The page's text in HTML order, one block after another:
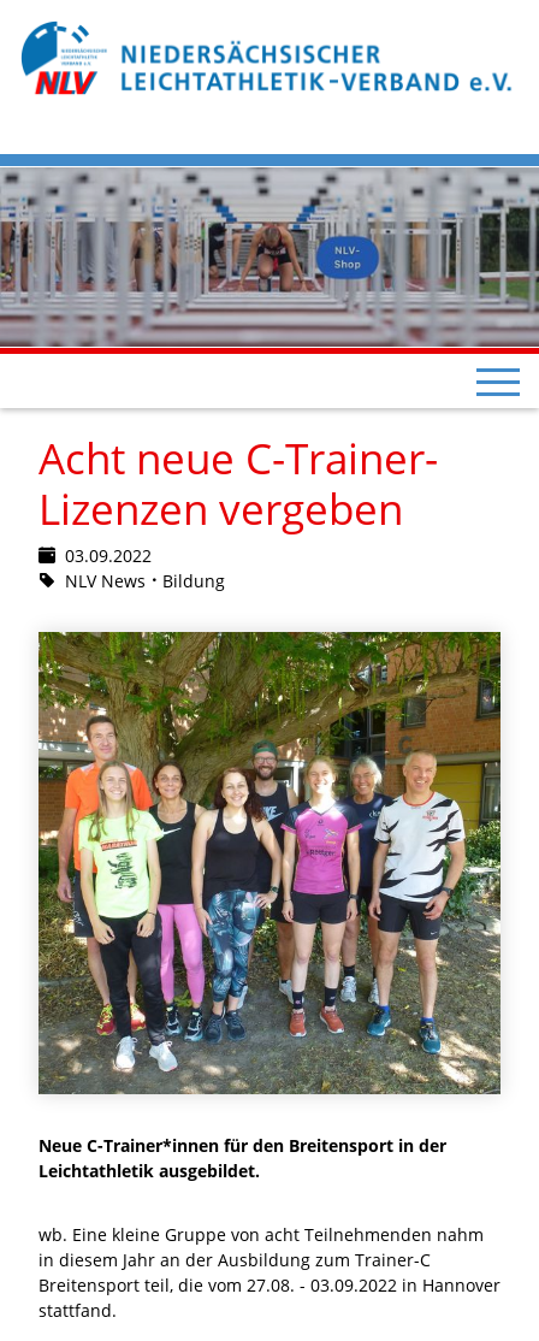
Acht neue C-Trainer-
Lizenzen vergeben
03.09.2022
NLV News
Bildung
Neue C-Trainer*innen für den Breitensport in der
Leichtathletik ausgebildet.
wb. Eine kleine Gruppe von acht Teilnehmenden nahm
in diesem Jahr an der Ausbildung zum Trainer-C
Breitensport teil, die vom 27.08. - 03.09.2022 in Hannover
stattfand.